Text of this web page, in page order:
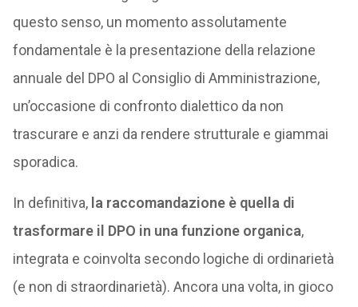
questo senso, un momento assolutamente
fondamentale è la presentazione della relazione
annuale del DPO al Consiglio di Amministrazione,
un’occasione di confronto dialettico da non
trascurare e anzi da rendere strutturale e giammai
sporadica.
In definitiva, la raccomandazione è quella di
trasformare il DPO in una funzione organica,
integrata e coinvolta secondo logiche di ordinarietà
(e non di straordinarietà). Ancora una volta, in gioco